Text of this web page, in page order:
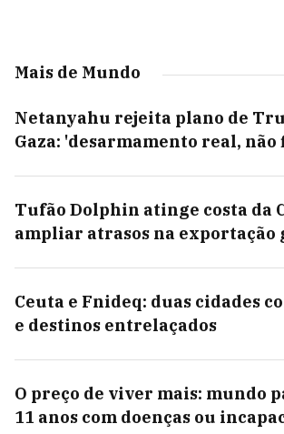
Mais de Mundo
Netanyahu rejeita plano de
Gaza: 'desarmamento real,
Tufão Dolphin atinge costa da
ampliar atrasos na exportação
Ceuta e Fnideq: duas cidades
e destinos entrelaçados
O preço de viver mais: mundo
11 anos com doenças ou